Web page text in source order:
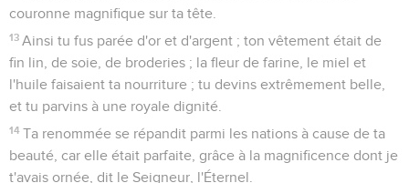
couronne magnifique sur ta tête.
13 Ainsi tu fus parée d'or et d'argent ; ton vêtement était de
fin lin, de soie, de broderies ; la fleur de farine, le miel et
l'huile faisaient ta nourriture ; tu devins extrêmement belle,
et tu parvins à une royale dignité.
14 Ta renommée se répandit parmi les nations à cause de ta
beauté, car elle était parfaite, grâce à la magnificence dont je
t'avais ornée, dit le Seigneur, l'Éternel.